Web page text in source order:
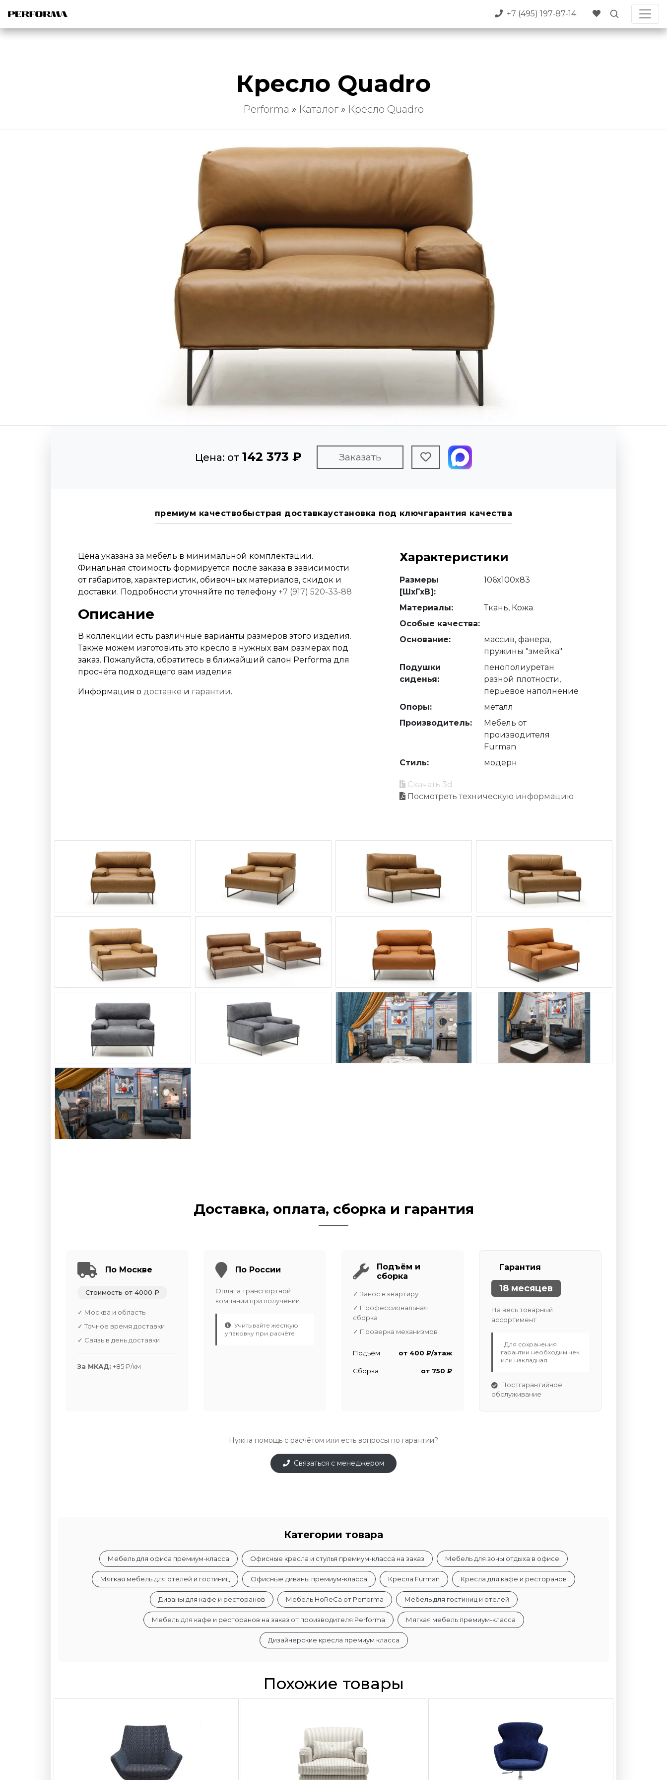
+7 (495) 197-87-14
Кресло Quadro
Performa » Каталог » Кресло Quadro
Цена: от 142 373 ₽ Заказать
премиум качествобыстрая доставкаустановка под ключгарантия качества
Цена указана за мебель в минимальной комплектации.
Финальная стоимость формируется после заказа в зависимости
от габаритов, характеристик, обивочных материалов, скидок и
доставки. Подробности уточняйте по телефону +7 (917) 520-33-88
Описание
В коллекции есть различные варианты размеров этого изделия.
Также можем изготовить это кресло в нужных вам размерах под
заказ. Пожалуйста, обратитесь в ближайший салон Performa для
просчёта подходящего вам изделия.
Информация о доставке и гарантии.
Характеристики
Размеры
[ШхГхВ]:
106x100x83
Материалы:
Ткань, Кожа
Особые качества:
Основание:
массив, фанера,
пружины "змейка"
Подушки
сиденья:
пенополиуретан
разной плотности,
перьевое наполнение
Опоры:
металл
Производитель:
Мебель от
производителя
Furman
Стиль:
модерн
Скачать 3d
Посмотреть техническую информацию
Доставка, оплата, сборка и гарантия
По Москве
Стоимость от 4000 ₽
✓ Москва и область
✓ Точное время доставки
✓ Связь в день доставки
За МКАД: +85 ₽/км
По России
Оплата транспортной
компании при получении.
Учитывайте жёсткую
упаковку при расчёте
Подъём и
сборка
✓ Занос в квартиру
✓ Профессиональная
сборка
✓ Проверка механизмов
Подъём от 400 ₽/этаж
Сборка от 750 ₽
Гарантия
18 месяцев
На весь товарный
ассортимент
Для сохранения
гарантии необходим чек
или накладная
Постгарантийное
обслуживание
Нужна помощь с расчётом или есть вопросы по гарантии?
Связаться с менеджером
Категории товара
Мебель для офиса премиум-класса Офисные кресла и стулья премиум-класса на заказ Мебель для зоны отдыха в офисе
Мягкая мебель для отелей и гостиниц Офисные диваны премиум-класса Кресла Furman Кресла для кафе и ресторанов
Диваны для кафе и ресторанов Мебель HoReCa от Performa Мебель для гостиниц и отелей
Мебель для кафе и ресторанов на заказ от производителя Performa Мягкая мебель премиум-класса
Дизайнерские кресла премиум класса
Похожие товары